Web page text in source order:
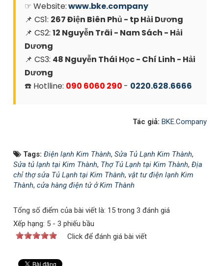
☞ Website:www.bke.company
📌 CS1: 267 Điện Biên Phủ - tp Hải Dương
📌 CS2: 12 Nguyễn Trãi - Nam Sách - Hải
Dương
📌 CS3: 48 Nguyễn Thái Học - Chí Linh - Hải
Dương
☎️ Hotlline: 090 6060 290 - 0220.628.6666
Tác giả: BKE.Company
Tags: Điện lạnh Kim Thành, Sửa Tủ Lạnh Kim Thành,
Sửa tủ lạnh tại Kim Thành, Thợ Tủ Lạnh tại Kim Thành, Địa
chỉ thợ sửa Tủ Lạnh tại Kim Thành, vật tư điện lạnh Kim
Thành, cửa hàng điện tử ở Kim Thành
Tổng số điểm của bài viết là: 15 trong 3 đánh giá
Xếp hạng: 5 - 3 phiếu bầu
Click để đánh giá bài viết